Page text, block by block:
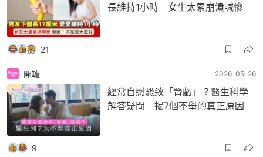
長維持1小時 女生太累崩潰喊慘
21
開罐 2026-05-26
經常自慰恐致「腎虧」？醫生科學
解答疑問 揭7個不舉的真正原因
9